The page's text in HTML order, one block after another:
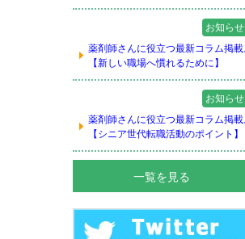
お知らせ
薬剤師さんに役立つ最新コラム掲載
【新しい職場へ慣れるために】
お知らせ
薬剤師さんに役立つ最新コラム掲載
【シニア世代転職活動のポイント】
一覧を見る